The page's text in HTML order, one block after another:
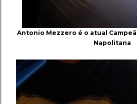
Antonio Mezzero é o atual
Napolitana